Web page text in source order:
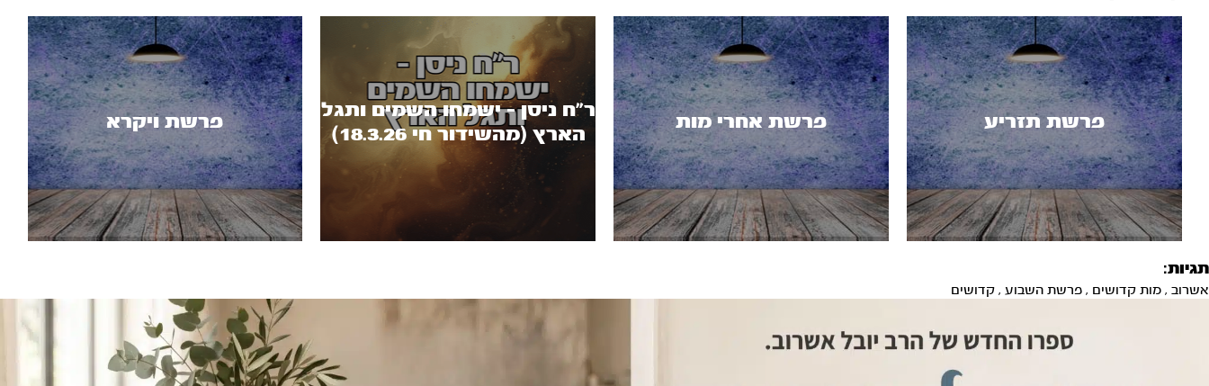
פרשת תזריע פרשת אחרי מות
ר”ח ניסן – ישמחו השמים ותגל
הארץ (מהשידור חי 18.3.26)
פרשת ויקרא
תגיות:
אשרוב , מות קדושים , פרשת השבוע , קדושים